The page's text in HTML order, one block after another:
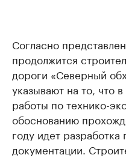
Согласно
продолжится
дороги «Северный
указывают на то, что
работы по технико-
обоснованию
году идет
документации.